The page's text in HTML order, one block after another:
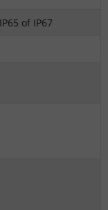
of IP67